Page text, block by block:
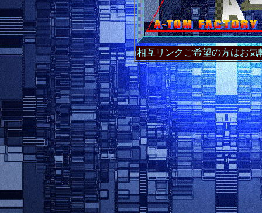
相互リンクご希望の方は